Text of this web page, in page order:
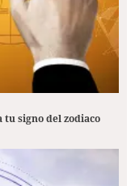
tu signo del zodiaco